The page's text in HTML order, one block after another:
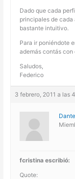
Dado que cada
principales de cada
bastante intuitivo.
Para ir poniéndote
además contás con
Saludos,
Federico
3 febrero, 2011 a las
fcristina escribió:
Quote: